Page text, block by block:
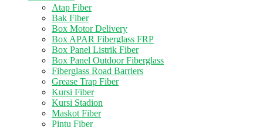
Atap Fiber
Bak Fiber
Box Motor Delivery
Box APAR Fiberglass FRP
Box Panel Listrik Fiber
Box Panel Outdoor Fiberglass
Fiberglass Road Barriers
Grease Trap Fiber
Kursi Fiber
Kursi Stadion
Maskot Fiber
Pintu Fiber